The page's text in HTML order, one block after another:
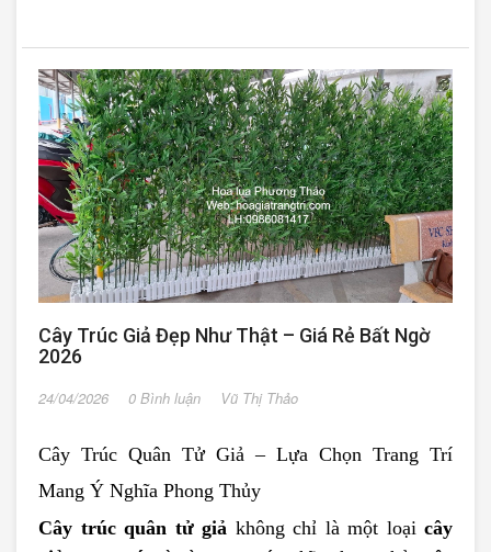
Cây Trúc Giả Đẹp Như Thật – Giá Rẻ Bất Ngờ
2026
24/04/2026 0 Bình luận Vũ Thị Thảo
Cây Trúc Quân Tử Giả – Lựa Chọn Trang Trí
Mang Ý Nghĩa Phong Thủy
Cây trúc quân tử giả không chỉ là một loại cây